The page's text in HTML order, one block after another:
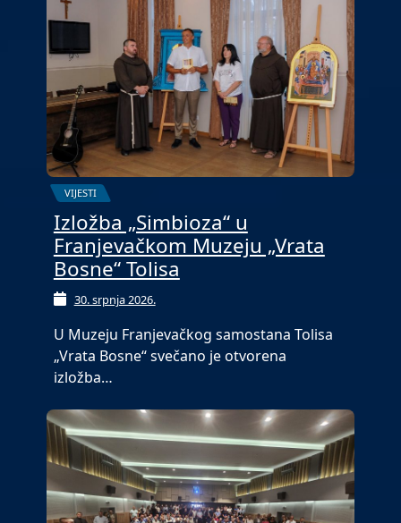
VIJESTI
Izložba „Simbioza“ u
Franjevačkom Muzeju „Vrata
Bosne“ Tolisa
30. srpnja 2026.
U Muzeju Franjevačkog samostana Tolisa
„Vrata Bosne“ svečano je otvorena
izložba…